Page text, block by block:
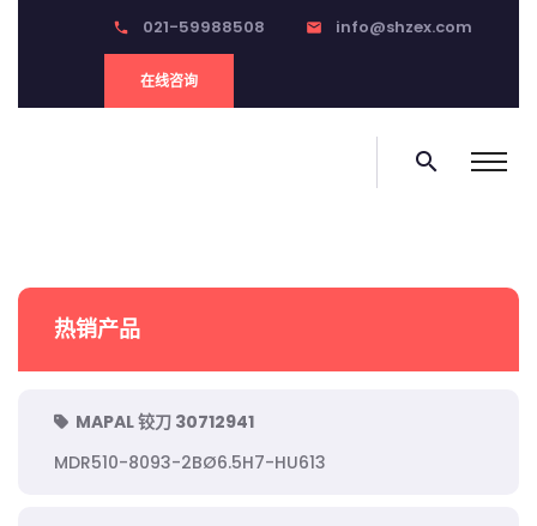
phone 021-59988508 email info@shzex.com
在线咨询
search
热销产品
MAPAL 铰刀 30712941
MDR510-8093-2BØ6.5H7-HU613